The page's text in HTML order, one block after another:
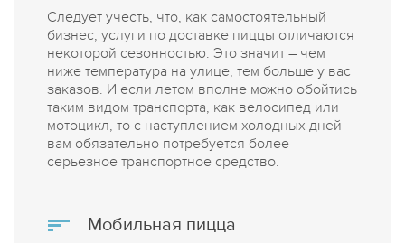
Следует учесть, что, как самостоятельный
бизнес, услуги по доставке пиццы отличаются
некоторой сезонностью. Это значит – чем
ниже температура на улице, тем больше у вас
заказов. И если летом вполне можно обойтись
таким видом транспорта, как велосипед или
мотоцикл, то с наступлением холодных дней
вам обязательно потребуется более
серьезное транспортное средство.
Мобильная пицца